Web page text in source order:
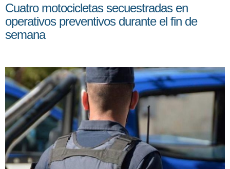
Cuatro motocicletas secuestradas en
operativos preventivos durante el fin de
semana